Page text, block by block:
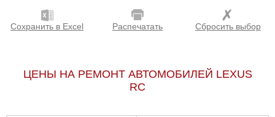
Сохранить в Excel Распечатать Сбросить выбор
ЦЕНЫ НА РЕМОНТ АВТОМОБИЛЕЙ LEXUS
RC